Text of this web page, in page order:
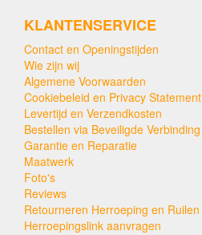
KLANTENSERVICE
Contact en Openingstijden
Wie zijn wij
Algemene Voorwaarden
Cookiebeleid en Privacy Statement
Levertijd en Verzendkosten
Bestellen via Beveiligde Verbinding
Garantie en Reparatie
Maatwerk
Foto's
Reviews
Retourneren Herroeping en Ruilen
Herroepingslink aanvragen